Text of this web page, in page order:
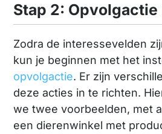
Stap 2:
Zodra de interessevelden
kun je beginnen met het
opvolgactie. Er zijn
deze acties in te richten.
we twee voorbeelden, met
een dierenwinkel met